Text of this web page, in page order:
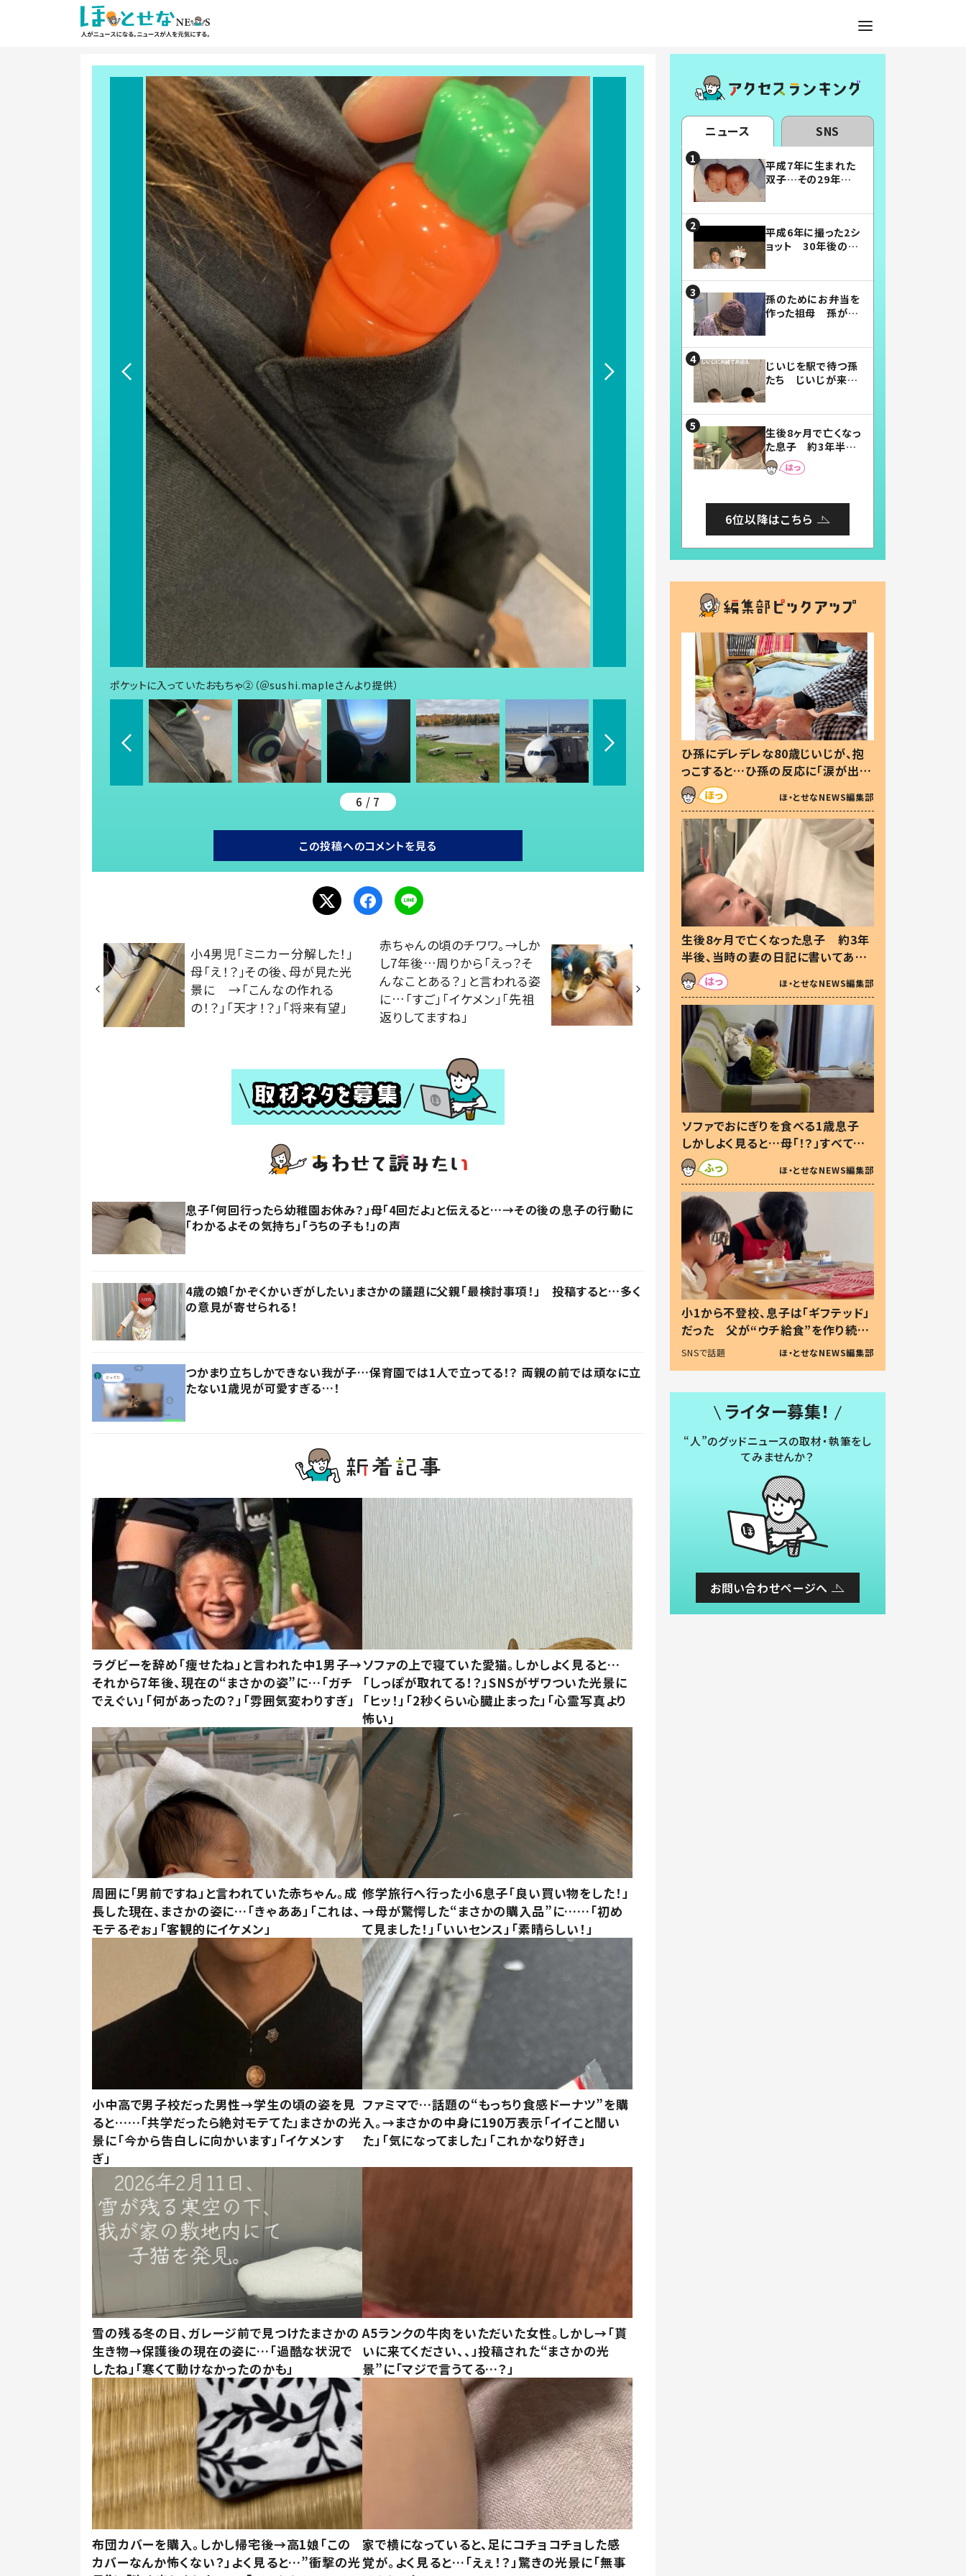
ポケットに入っていたおもちゃ②（＠sushi.mapleさんより提供）
6 / 7
この投稿へのコメントを見る
小4男児「ミニカー分解した！」
母「え！？」その後、母が見た光
景に →「こんなの作れる
の！？」「天才！？」「将来有望」
赤ちゃんの頃のチワワ。→しか
し7年後…周りから「えっ？そ
んなことある？」と言われる姿
に…「すご」「イケメン」「先祖
返りしてますね」
息子「何回行ったら幼稚園お休み？」母「4回だよ」と伝えると…→その後の息子の行動に
「わかるよその気持ち」「うちの子も！」の声
4歳の娘「かぞくかいぎがしたい」まさかの議題に父親「最検討事項！」 投稿すると…多く
の意見が寄せられる！
つかまり立ちしかできない我が子…保育園では1人で立ってる！？ 両親の前では頑なに立
たない1歳児が可愛すぎる…！
ラグビーを辞め「痩せたね」と言われた中1男子→
それから7年後、現在の“まさかの姿”に…「ガチ
でえぐい」「何があったの？」「雰囲気変わりすぎ」
ソファの上で寝ていた愛猫。しかしよく見ると…
「しっぽが取れてる！？」SNSがザワついた光景に
「ヒッ！」「2秒くらい心臓止まった」「心霊写真より
怖い」
周囲に「男前ですね」と言われていた赤ちゃん。成
長した現在、まさかの姿に…「きゃああ」「これは、
モテるぞぉ」「客観的にイケメン」
修学旅行へ行った小6息子「良い買い物をした！」
→母が驚愕した“まさかの購入品”に……「初め
て見ました！」「いいセンス」「素晴らしい！」
小中高で男子校だった男性→学生の頃の姿を見
ると……「共学だったら絶対モテてた」まさかの光
景に「今から告白しに向かいます」「イケメンす
ぎ」
ファミマで…話題の“もっちり食感ドーナツ”を購
入。→まさかの中身に190万表示「イイこと聞い
た」「気になってました」「これかなり好き」
雪の残る冬の日、ガレージ前で見つけたまさかの
生き物→保護後の現在の姿に…「過酷な状況で
したね」「寒くて動けなかったのかも」
A5ランクの牛肉をいただいた女性。しかし→「貰
いに来てください、、」投稿された“まさかの光
景”に「マジで言うてる…？」
布団カバーを購入。しかし帰宅後→高1娘「この
カバーなんか怖くない？」よく見ると…”衝撃の光
家で横になっていると、足にコチョコチョした感
覚が。よく見ると…「えぇ！？」驚きの光景に「無事
ニュース SNS
平成7年に生まれた
双子…その29年後
平成6年に撮った2シ
ョット 30年後の姿
孫のためにお弁当を
作った祖母 孫が絶
じいじを駅で待つ孫
たち じいじが来た
まらない」「幸せにな
れる」
生後8ヶ月で亡くなっ
た息子 約3年半
後、当時の妻の日記
に書いてあった本音
6位以降はこちら
ひ孫にデレデレな80歳じいじが、抱
っこすると…ひ孫の反応に「涙が出ま
した」「可愛くて仕方ない」
ほ・とせなNEWS編集部
生後8ヶ月で亡くなった息子 約3年
半後、当時の妻の日記に書いてあっ
た本音とは
ほ・とせなNEWS編集部
ソファでおにぎりを食べる1歳息子
しかしよく見ると…母「！？」すべてを
察した母の投稿に「可愛いから許
す！」「現行犯〜」
ほ・とせなNEWS編集部
小1から不登校、息子は「ギフテッド」
だった 父が“ウチ給食”を作り続け
る理由とは #令和の親 #令和の子
SNSで話題 ほ・とせなNEWS編集部
ライター募集！
“人”のグッドニュースの取材・執筆をし
てみませんか？
お問い合わせページへ